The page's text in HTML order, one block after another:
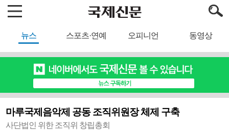
뉴스 스포츠·연예 오피니언 동영상
마루국제음악제 공동 조직위원장 체제 구축
사단법인 위한 조직위 창립총회